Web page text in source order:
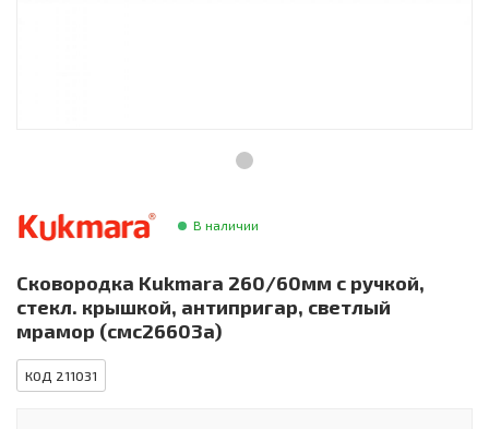
Сантехника В наличии
Сковородка Kukmara 260/60мм с ручкой,
стекл. крышкой, антипригар, светлый
мрамор (смс26603а)
КОД 211031